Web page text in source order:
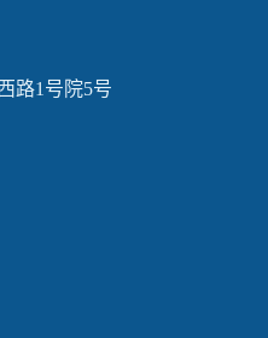
1号院5号